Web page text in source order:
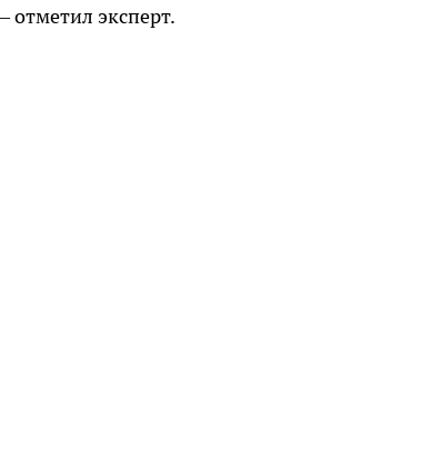
эксперт.